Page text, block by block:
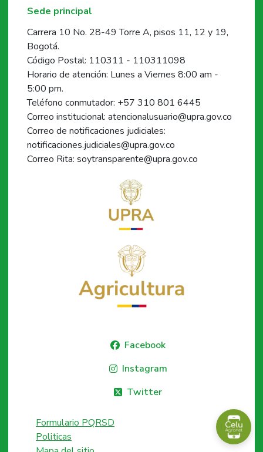
Sede principal
Carrera 10 No. 28-49 Torre A, pisos 11, 12 y 19,
Bogotá.
Código Postal: 110311 - 110311098
Horario de atención: Lunes a Viernes 8:00 am -
5:00 pm.
Teléfono conmutador: +57 310 801 6445
Correo institucional: atencionalusuario@upra.gov.co
Correo de notificaciones judiciales:
notificaciones.judiciales@upra.gov.co
Correo Rita: soytransparente@upra.gov.co
Facebook
Instagram
Twitter
Formulario PQRSD
Politicas